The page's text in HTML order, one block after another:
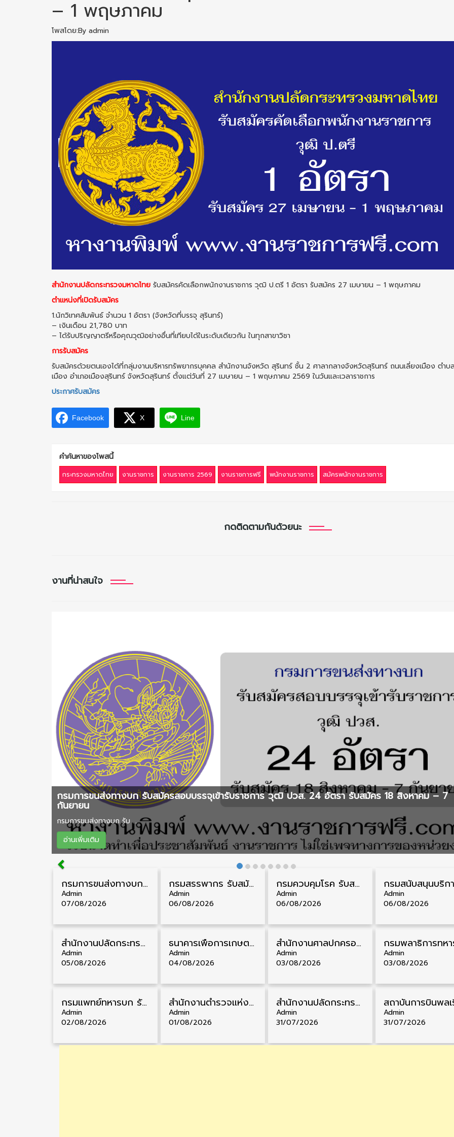
– 1 พฤษภาคม
โพสโดย:By admin
สำนักงานปลัดกระทรวงมหาดไทย รับสมัครคัดเลือกพนักงานราชการ วุฒิ ป.ตรี 1 อัตรา รับสมัคร 27 เมษายน – 1 พฤษภาคม
ตำแหน่งที่เปิดรับสมัคร
1.นักวิเทศสัมพันธ์ จำนวน 1 อัตรา (จังหวัดที่บรรจุ สุรินทร์)
– เงินเดือน 21,780 บาท
– ได้รับปริญญาตรีหรือคุณวุฒิอย่างอื่นที่เทียบได้ในระดับเดียวกัน ในทุกสาขาวิชา
การรับสมัคร
รับสมัครด้วยตนเองได้ที่กลุ่มงานบริหารทรัพยากรบุคคล สํานักงานจังหวัด สุรินทร์ ชั้น 2 ศาลากลางจังหวัดสุรินทร์ ถนนเลี่ยงเมือง ตําบ
เมือง อําเภอเมืองสุรินทร์ จังหวัดสุรินทร์ ตั้งแต่วันที่ 27 เมษายน – 1 พฤษภาคม 2569 ในวันและเวลาราชการ
ประกาศรับสมัคร
Facebook X Line
คำค้นหาของโพสนี้
กระทรวงมหาดไทย งานราชการ งานราชการ 2569 งานราชการฟรี พนักงานราชการ สมัครพนักงานราชการ
กดติดตามกันด้วยนะ
งานที่น่าสนใจ
กรมการขนส่งทางบก รับสมัครสอบบรรจุเข้ารับราชการ วุฒิ ปวส. 24 อัตรา รับสมัคร 18 สิงหาคม – 7
กันยายน
กรมการขนส่งทางบก รับ ...
อ่านเพิ่มเติม
กรมการขนส่งทางบก รับสมัครสอบบรรจุเข้ารับราชการ วุฒิ ปวส. 24 อัตรา รับสมัคร 18 สิงหาคม – 7 กันยายน
Admin
07/08/2026
กรมสรรพากร รับสมัครลูกจ้างชั่วคราว วุฒิ ปวช./ป.ตรี 138 อัตรา รับสมัคร 17 – 31 สิงหาคม
Admin
06/08/2026
กรมควบคุมโรค รับสมัครสอบบรรจุเข้ารับราชการ วุฒิ ปวส./ป.ตรี 17 อัตรา รับสมัคร 17 สิงหาคม – 4 กันยายน
Admin
06/08/2026
Admin
06/08/2026
สำนักงานปลัดกระทรวงสาธารณสุข รับสมัครพนักงานราชการรูปแบบพิเศษ วุฒิ ปวส./ป.ตรี 102 อัตรา รับสมัคร 17 – 28 สิงหาคม
Admin
05/08/2026
ธนาคารเพื่อการเกษตรและสหกรณ์การเกษตร รับสมัครบุคคลเพื่อเป็นผู้ช่วยพนักงาน วุฒิ ป.ตรี 5 อัตรา รับสมัคร 4 – 14 สิงหาคม
Admin
04/08/2026
สํานักงานศาลปกครอง รับสมัครสอบบรรจุเข้ารับราชการ วุฒิ ป.ตรี 72 อัตรา รับสมัคร 31 สิงหาคม – 18 กันยายน
Admin
03/08/2026
Admin
03/08/2026
กรมแพทย์ทหารบก รับสมัครพนักงานราชการ วุฒิ ม.3/ม.6/ปวช./ปวท./ปวส. 6 อัตรา รับสมัคร 3 – 7 สิงหาคม
Admin
02/08/2026
สำนักงานตำรวจแห่งชาติ รับสมัครสอบนายสิบตำรวจ วุฒิ ม.6/ปวช. 6,000 อัตรา รับสมัคร 8 – 19 สิงหาคม
Admin
01/08/2026
สำนักงานปลัดกระทรวงพาณิชย์ รับสมัครคัดเลือกพนักงานราชการ วุฒิ ปวส./ป.ตรี 11 อัตรา รับสมัคร 10 – 21 สิงหาคม
Admin
31/07/2026
Admin
31/07/2026